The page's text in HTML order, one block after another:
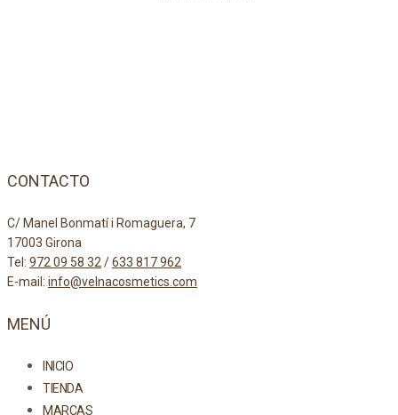
CONTACTO
C/ Manel Bonmatí i Romaguera, 7
17003 Girona
Tel: 972 09 58 32/633 817 962
E-mail: info@velnacosmetics.com
MENÚ
INICIO
TIENDA
MARCAS